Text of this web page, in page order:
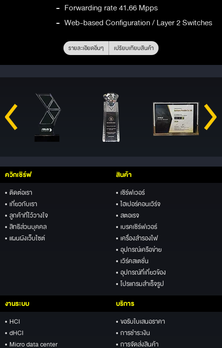
- Forwarding rate 41.66 Mpps
- Web-based Configuration / Layer 2 Switches
รายละเอียดอื่นๆ เปรียบเทียบสินค้า
ควิกเซิร์ฟ
• ติดต่อเรา
• เกี่ยวกับเรา
• ลูกค้าที่ไว้วางใจ
• สิทธิส่วนบุคคล
• แผนผังเว็บไซต์
สินค้า
• เซิร์ฟเวอร์
• ไฮเปอร์คอนเวิร์จ
• สตอเรจ
• เบรคเซิร์ฟเวอร์
• เครื่องสำรองไฟ
• อุปกรณ์เครือข่าย
• เวิร์คสเตชั่น
• อุปกรณ์ที่เกี่ยวข้อง
• โปรแกรมสำเร็จรูป
งานระบบ
• HCI
• dHCI
• Micro data center
บริการ
• ขอรับใบเสนอราคา
• การชำระเงิน
• การจัดส่งสินค้า